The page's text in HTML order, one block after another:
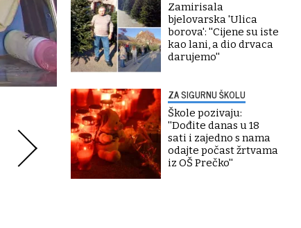
Zamirisala
bjelovarska 'Ulica
borova': ''Cijene su iste
kao lani, a dio drvaca
darujemo''
ZA SIGURNU ŠKOLU
Škole pozivaju:
''Dođite danas u 18
sati i zajedno s nama
odajte počast žrtvama
iz OŠ Prečko''